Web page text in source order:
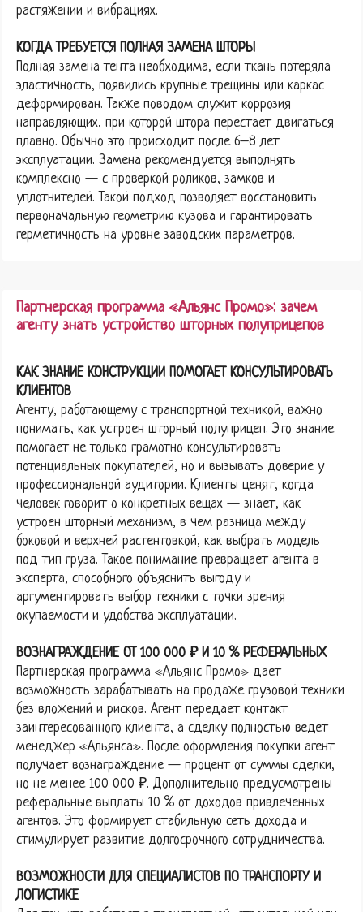
растяжении и вибрациях.
КОГДА ТРЕБУЕТСЯ ПОЛНАЯ ЗАМЕНА ШТОРЫ
Полная замена тента необходима, если ткань потеряла
эластичность, появились крупные трещины или каркас
деформирован. Также поводом служит коррозия
направляющих, при которой штора перестает двигаться
плавно. Обычно это происходит после 6–8 лет
эксплуатации. Замена рекомендуется выполнять
комплексно — с проверкой роликов, замков и
уплотнителей. Такой подход позволяет восстановить
первоначальную геометрию кузова и гарантировать
герметичность на уровне заводских параметров.
Партнерская программа «Альянс Промо»: зачем
агенту знать устройство шторных полуприцепов
КАК ЗНАНИЕ КОНСТРУКЦИИ ПОМОГАЕТ КОНСУЛЬТИРОВАТЬ
КЛИЕНТОВ
Агенту, работающему с транспортной техникой, важно
понимать, как устроен шторный полуприцеп. Это знание
помогает не только грамотно консультировать
потенциальных покупателей, но и вызывать доверие у
профессиональной аудитории. Клиенты ценят, когда
человек говорит о конкретных вещах — знает, как
устроен шторный механизм, в чем разница между
боковой и верхней растентовкой, как выбрать модель
под тип груза. Такое понимание превращает агента в
эксперта, способного объяснить выгоду и
аргументировать выбор техники с точки зрения
окупаемости и удобства эксплуатации.
ВОЗНАГРАЖДЕНИЕ ОТ 100 000 ₽ И 10 % РЕФЕРАЛЬНЫХ
Партнерская программа «Альянс Промо» дает
возможность зарабатывать на продаже грузовой техники
без вложений и рисков. Агент передает контакт
заинтересованного клиента, а сделку полностью ведет
менеджер «Альянса». После оформления покупки агент
получает вознаграждение — процент от суммы сделки,
но не менее 100 000 ₽. Дополнительно предусмотрены
реферальные выплаты 10 % от доходов привлеченных
агентов. Это формирует стабильную сеть дохода и
стимулирует развитие долгосрочного сотрудничества.
ВОЗМОЖНОСТИ ДЛЯ СПЕЦИАЛИСТОВ ПО ТРАНСПОРТУ И
ЛОГИСТИКЕ